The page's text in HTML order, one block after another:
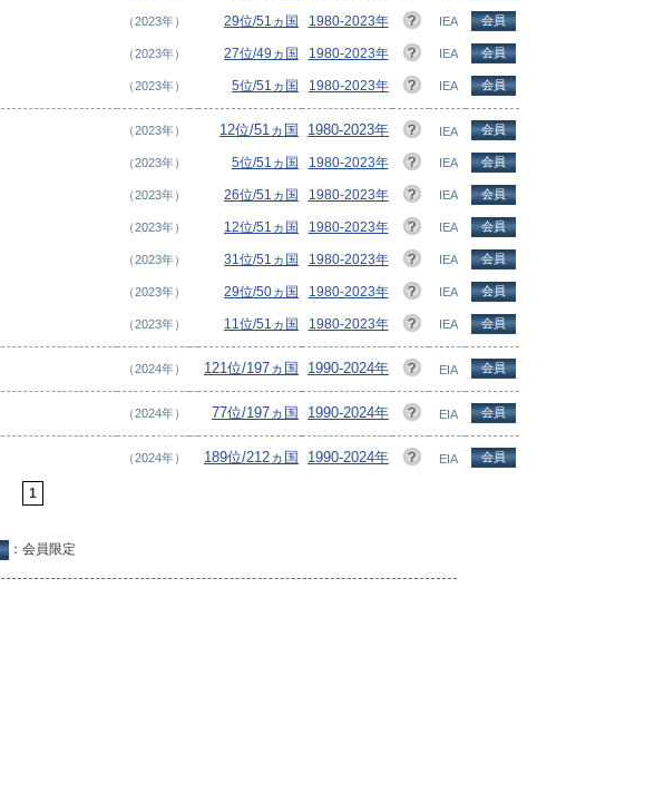
（2023年） 29位/51ヵ国 1980-2023年 IEA 会員
（2023年） 27位/49ヵ国 1980-2023年 IEA 会員
（2023年） 5位/51ヵ国 1980-2023年 IEA 会員
（2023年） 12位/51ヵ国 1980-2023年 IEA 会員
（2023年） 5位/51ヵ国 1980-2023年 IEA 会員
（2023年） 26位/51ヵ国 1980-2023年 IEA 会員
（2023年） 12位/51ヵ国 1980-2023年 IEA 会員
（2023年） 31位/51ヵ国 1980-2023年 IEA 会員
（2023年） 29位/50ヵ国 1980-2023年 IEA 会員
（2023年） 11位/51ヵ国 1980-2023年 IEA 会員
（2024年） 121位/197ヵ国 1990-2024年 EIA 会員
（2024年） 77位/197ヵ国 1990-2024年 EIA 会員
（2024年） 189位/212ヵ国 1990-2024年 EIA 会員
1
：会員限定